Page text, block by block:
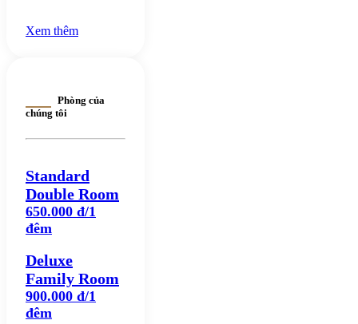
đáng thử
Xem thêm
Phòng của
chúng tôi
Standard
Double Room
650.000 đ/1
đêm
Deluxe
Family Room
900.000 đ/1
đêm